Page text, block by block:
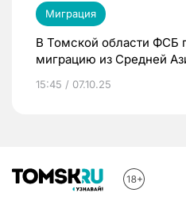
Миграция
В Томской области ФСБ
миграцию из Средней
15:45 / 07.10.25